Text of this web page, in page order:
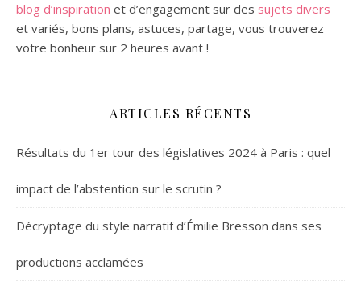
blog d’inspiration et d’engagement sur des sujets divers
et variés, bons plans, astuces, partage, vous trouverez
votre bonheur sur 2 heures avant !
ARTICLES RÉCENTS
Résultats du 1er tour des législatives 2024 à Paris : quel
impact de l’abstention sur le scrutin ?
Décryptage du style narratif d’Émilie Bresson dans ses
productions acclamées